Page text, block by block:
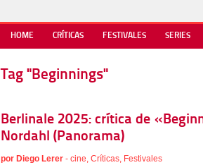
HOME CRÍTICAS FESTIVALES SERIES
Tag "Beginnings"
Berlinale 2025: crítica de
Nordahl (Panorama)
por Diego Lerer - cine, Críticas, Festivales